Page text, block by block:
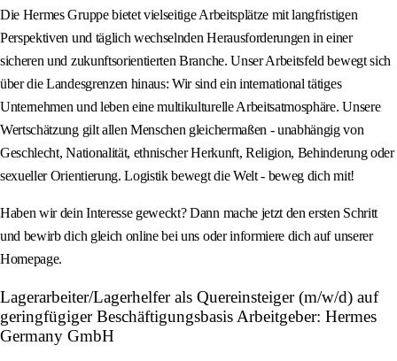
Die Hermes Gruppe bietet vielseitige Arbeitsplätze mit langfristigen
Perspektiven und täglich wechselnden Herausforderungen in einer
sicheren und zukunftsorientierten Branche. Unser Arbeitsfeld bewegt sich
über die Landesgrenzen hinaus: Wir sind ein international tätiges
Unternehmen und leben eine multikulturelle Arbeitsatmosphäre. Unsere
Wertschätzung gilt allen Menschen gleichermaßen - unabhängig von
Geschlecht, Nationalität, ethnischer Herkunft, Religion, Behinderung oder
sexueller Orientierung. Logistik bewegt die Welt - beweg dich mit!
Haben wir dein Interesse geweckt? Dann mache jetzt den ersten Schritt
und bewirb dich gleich online bei uns oder informiere dich auf unserer
Homepage.
Lagerarbeiter/Lagerhelfer als Quereinsteiger (m/w/d) auf
geringfügiger Beschäftigungsbasis Arbeitgeber: Hermes
Germany GmbH